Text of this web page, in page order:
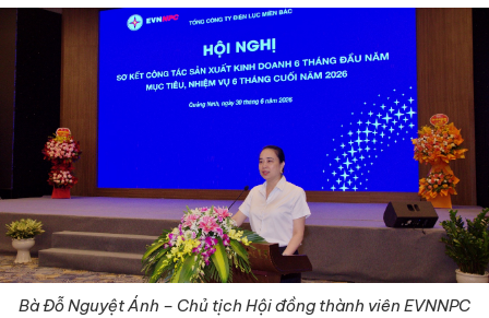
Bà Đỗ Nguyệt Ánh – Chủ tịch Hội đồng thành viên EVNNPC